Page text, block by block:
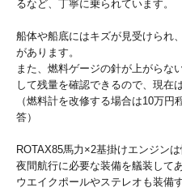
るなど、丁寧に乗られています。
船体や船底にはキズが見受けられ
があります。
また、燃料ゲージの針が上がらな
して残量を確認できるので、現在
（燃料計を改修する場合は10万
答）
ROTAX85馬力×2基掛けエンジンは
夜間航行に必要な装備を艤装して
ウエイクポールやステレオも装備